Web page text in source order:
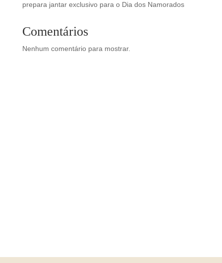
prepara jantar exclusivo para o Dia dos Namorados
Comentários
Nenhum comentário para mostrar.